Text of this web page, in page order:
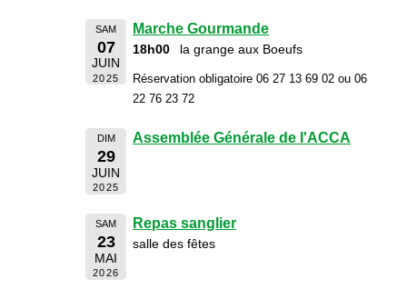
SAM
07
JUIN
2025
Marche Gourmande
18h00 la grange aux Boeufs
Réservation obligatoire 06 27 13 69 02 ou 06
22 76 23 72
DIM
29
JUIN
2025
Assemblée Générale de l'ACCA
SAM
23
MAI
2026
Repas sanglier
salle des fêtes